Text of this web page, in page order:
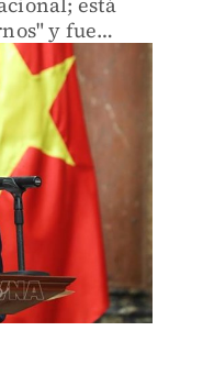
y fue
dos